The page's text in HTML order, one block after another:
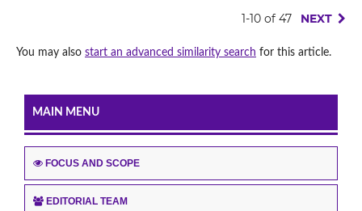
1-10 of 47 NEXT
You may also start an advanced similarity search for this article.
MAIN MENU
FOCUS AND SCOPE
EDITORIAL TEAM